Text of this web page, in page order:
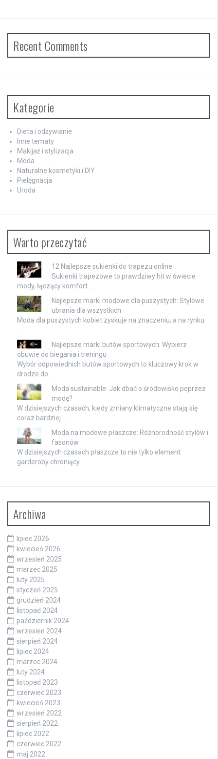
Recent Comments
Kategorie
Dieta i odżywianie
Inne tematy
Makijaż i stylizacja
Moda
Naturalne kosmetyki i DIY
Pielęgnacja
Uroda
Warto przeczytać
12 Najlepsze sukienki do trapezu online
Sukienki trapezowe to prawdziwy hit w świecie
mody, łączący komfort …
Najlepsze marki modowe dla puszystych: Stylowe
ubrania dla wszystkich
Moda dla puszystych kobiet zyskuje na znaczeniu, a na rynku
Najlepsze marki butów sportowych: Wybierz
obuwie do biegania i treningu
Wybór odpowiednich butów sportowych to kluczowy krok w
drodze do …
Moda sustainable: Jak dbać o środowisko poprzez
modę?
W dzisiejszych czasach, kiedy zmiany klimatyczne stają się
coraz bardziej …
Moda na modowe płaszcze: Różnorodność stylów i
fasonów
W dzisiejszych czasach płaszcze to nie tylko element
garderoby chroniący …
Archiwa
lipiec 2026
kwiecień 2026
wrzesień 2025
marzec 2025
luty 2025
styczeń 2025
grudzień 2024
listopad 2024
październik 2024
wrzesień 2024
sierpień 2024
lipiec 2024
marzec 2024
luty 2024
listopad 2023
czerwiec 2023
kwiecień 2023
wrzesień 2022
sierpień 2022
lipiec 2022
czerwiec 2022
maj 2022